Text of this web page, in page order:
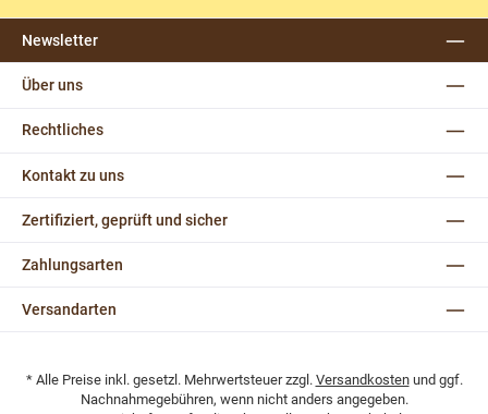
Newsletter
Über uns
Rechtliches
Kontakt zu uns
Zertifiziert, geprüft und sicher
Zahlungsarten
Versandarten
* Alle Preise inkl. gesetzl. Mehrwertsteuer zzgl. Versandkostenund ggf.
Nachnahmegebühren, wenn nicht anders angegeben.